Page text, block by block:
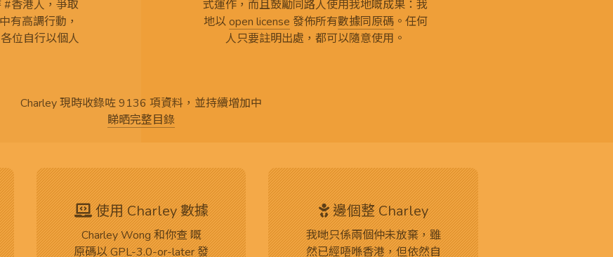
#香港人，爭取
有高調行動，
位自行以個人
式運作，而且鼓勵同路人使用我地嘅成果：我
地以open license 發佈所有數據同原碼。任何
人只要註明出處，都可以隨意使用。
Charley 現時收錄咗 9136 項資料，並持續增加中
睇晒完整目錄
使用 Charley 數據
Charley Wong 和你查 嘅
原碼以GPL-3.0-or-later發
邊個整 Charley
我哋只係兩個仲未放棄，雖
然已經唔喺香港，但依然自